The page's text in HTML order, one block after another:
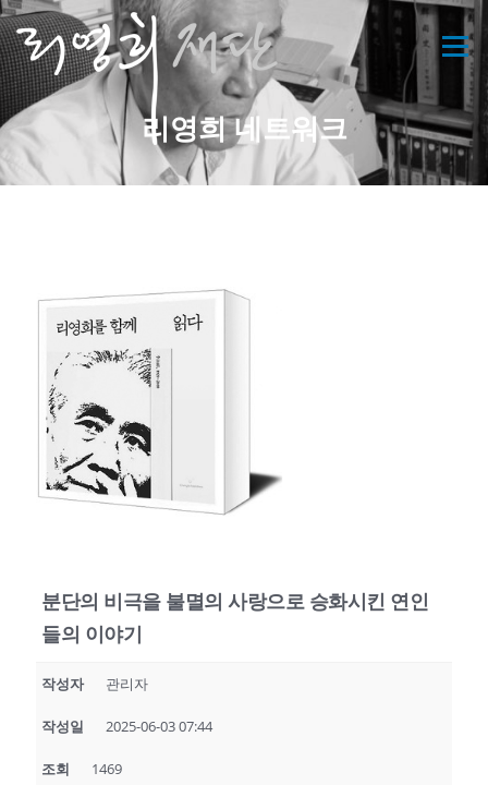
콘
텐
츠
로
바
로
가
기
메뉴
리영희 네트워크
분단의 비극을 불멸의 사랑으로 승화시킨 연인
들의 이야기
작성자 관리자
작성일 2025-06-03 07:44
조회 1469